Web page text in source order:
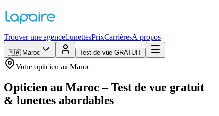
Trouver une agenceLunettesPrixCarrièresÀ propos
🇲🇦 Maroc Test de vue GRATUIT
Votre opticien au Maroc
Opticien au Maroc – Test de vue gratuit
& lunettes abordables